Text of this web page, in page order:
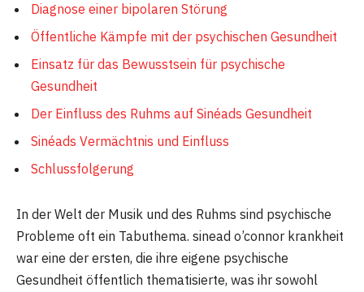
Diagnose einer bipolaren Störung
Öffentliche Kämpfe mit der psychischen Gesundheit
Einsatz für das Bewusstsein für psychische
Gesundheit
Der Einfluss des Ruhms auf Sinéads Gesundheit
Sinéads Vermächtnis und Einfluss
Schlussfolgerung
In der Welt der Musik und des Ruhms sind psychische
Probleme oft ein Tabuthema. sinead o’connor krankheit
war eine der ersten, die ihre eigene psychische
Gesundheit öffentlich thematisierte, was ihr sowohl